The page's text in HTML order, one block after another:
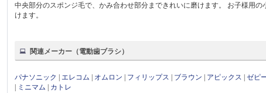
中央部分のスポンジ毛で、かみ合わせ部分まできれいに磨けます。 お子様用
けます。
関連メーカー（電動歯ブラシ）
パナソニック エレコム オムロン フィリップス ブラウン アピックス |ゼピ
ミニマム カトレ